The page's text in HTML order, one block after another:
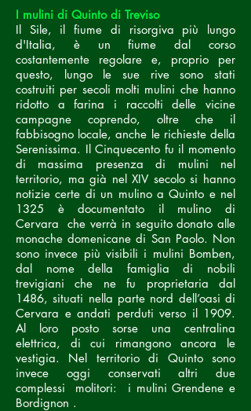
I mulini di Quinto di Treviso
Il Sile, il fiume di risorgiva più lungo
d'Italia, è un fiume dal corso
costantemente regolare e, proprio per
questo, lungo le sue rive sono stati
costruiti per secoli molti mulini che hanno
ridotto a farina i raccolti delle vicine
campagne coprendo, oltre che il
fabbisogno locale, anche le richieste della
Serenissima. Il Cinquecento fu il momento
di massima presenza di mulini nel
territorio, ma già nel XIV secolo si hanno
notizie certe di un mulino a Quinto e nel
1325 è documentato il mulino di
Cervara che verrà in seguito donato alle
monache domenicane di San Paolo. Non
sono invece più visibili i mulini Bomben,
dal nome della famiglia di nobili
trevigiani che ne fu proprietaria dal
1486, situati nella parte nord dell’oasi di
Cervara e andati perduti verso il 1909.
Al loro posto sorse una centralina
elettrica, di cui rimangono ancora le
vestigia. Nel territorio di Quinto sono
invece oggi conservati altri due
complessi molitori: i mulini Grendene e
Bordignon .